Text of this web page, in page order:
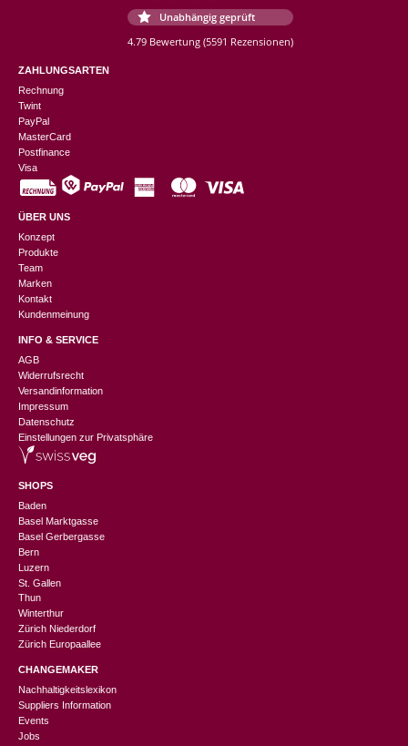
Unabhängig geprüft
4.79 Bewertung (5591 Rezensionen)
ZAHLUNGSARTEN
Rechnung
Twint
PayPal
MasterCard
Postfinance
Visa
ÜBER UNS
Konzept
Produkte
Team
Marken
Kontakt
Kundenmeinung
INFO & SERVICE
AGB
Widerrufsrecht
Versandinformation
Impressum
Datenschutz
Einstellungen zur Privatsphäre
SHOPS
Baden
Basel Marktgasse
Basel Gerbergasse
Bern
Luzern
St. Gallen
Thun
Winterthur
Zürich Niederdorf
Zürich Europaallee
CHANGEMAKER
Nachhaltigkeitslexikon
Suppliers Information
Events
Jobs